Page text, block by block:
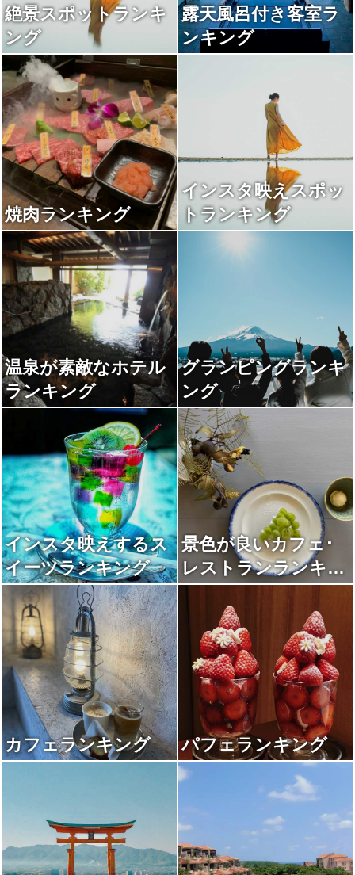
絶景スポットランキ
ング
露天風呂付き客室ラ
ンキング
焼肉ランキング
インスタ映えスポッ
トランキング
温泉が素敵なホテル
ランキング
グランピングランキ
ング
インスタ映えするス
イーツランキング
景色が良いカフェ･
レストランランキン
グ
カフェランキング パフェランキング